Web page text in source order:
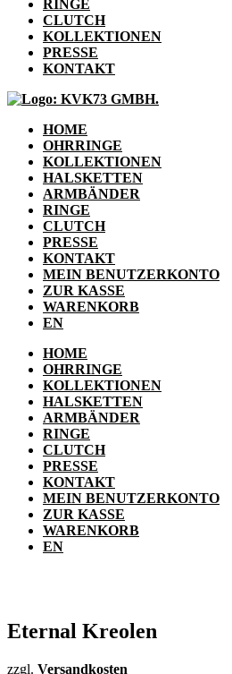
RINGE
CLUTCH
KOLLEKTIONEN
PRESSE
KONTAKT
HOME
OHRRINGE
KOLLEKTIONEN
HALSKETTEN
ARMBÄNDER
RINGE
CLUTCH
PRESSE
KONTAKT
MEIN BENUTZERKONTO
ZUR KASSE
WARENKORB
EN
HOME
OHRRINGE
KOLLEKTIONEN
HALSKETTEN
ARMBÄNDER
RINGE
CLUTCH
PRESSE
KONTAKT
MEIN BENUTZERKONTO
ZUR KASSE
WARENKORB
EN
Eternal Kreolen
zzgl. Versandkosten